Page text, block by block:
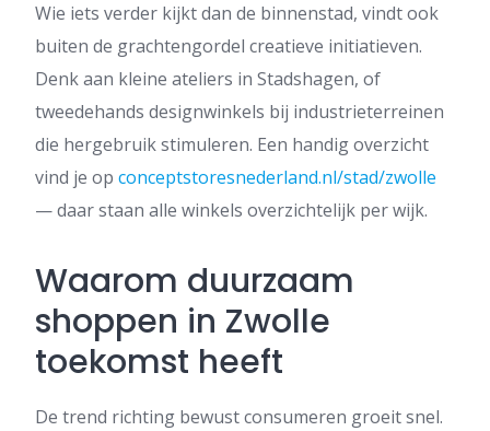
Wie iets verder kijkt dan de binnenstad, vindt ook
buiten de grachtengordel creatieve initiatieven.
Denk aan kleine ateliers in Stadshagen, of
tweedehands designwinkels bij industrieterreinen
die hergebruik stimuleren. Een handig overzicht
vind je op conceptstoresnederland.nl/stad/zwolle
— daar staan alle winkels overzichtelijk per wijk.
Waarom duurzaam
shoppen in Zwolle
toekomst heeft
De trend richting bewust consumeren groeit snel.